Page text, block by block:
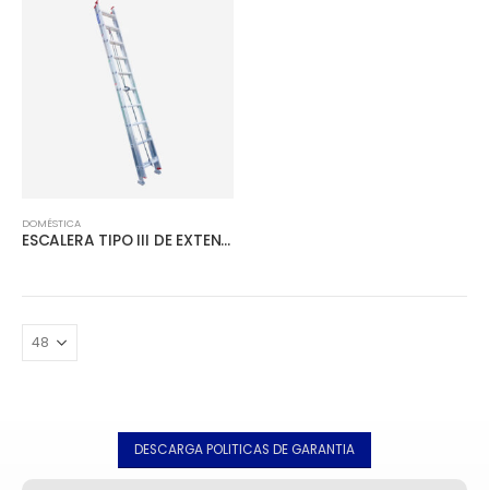
DOMÉSTICA
ESCALERA TIPO III DE EXTENSIÓN ALUMINIO CAPACIDAD 150 kg
DESCARGA POLITICAS DE GARANTIA